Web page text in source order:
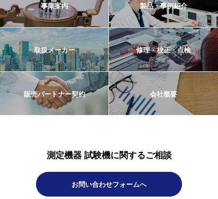
事業案内 製品・事例紹介
取扱メーカー 修理・校正・点検
販売パートナー契約 会社概要
測定機器 試験機に関するご相談
お問い合わせフォームへ